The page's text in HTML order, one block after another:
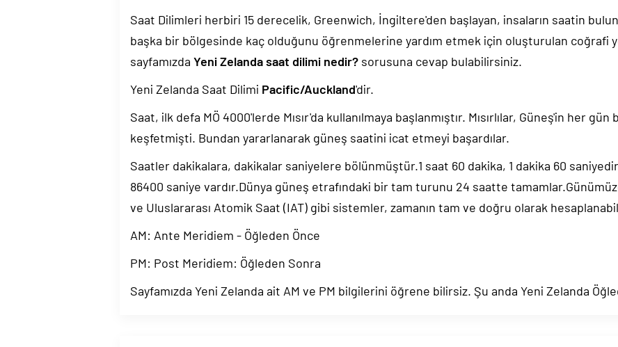
Saat Dilimleri herbiri 15 derecelik, Greenwich, İngiltere'den başlayan, insaların saatin
başka bir bölgesinde kaç olduğunu öğrenmelerine yardım etmek için oluşturulan coğrafi
sayfamızda Yeni Zelanda saat dilimi nedir? sorusuna cevap bulabilirsiniz.
Yeni Zelanda Saat Dilimi Pacific/Auckland'dir.
Saat, ilk defa MÖ 4000'lerde Mısır'da kullanılmaya başlanmıştır. Mısırlılar, Güneş'in her
keşfetmişti. Bundan yararlanarak güneş saatini icat etmeyi başardılar.
Saatler dakikalara, dakikalar saniyelere bölünmüştür.1 saat 60 dakika, 1 dakika 60
86400 saniye vardır.Dünya güneş etrafındaki bir tam turunu 24 saatte
ve Uluslararası Atomik Saat (IAT) gibi sistemler, zamanın tam ve doğru olarak
AM: Ante Meridiem - Öğleden Önce
PM: Post Meridiem: Öğleden Sonra
Sayfamızda Yeni Zelanda ait AM ve PM bilgilerini öğrene bilirsiz. Şu anda Yeni Zelanda